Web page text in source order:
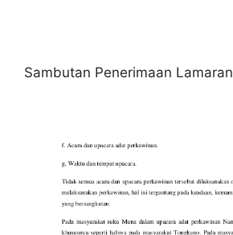
Sambutan Penerimaan Lamaran